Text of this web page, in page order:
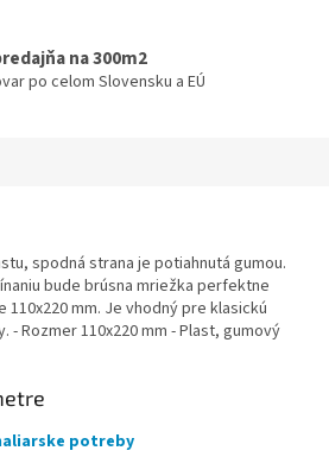
na 300m2
po celom Slovensku a EÚ
spodná strana je potiahnutá gumou.
bude brúsna mriežka perfektne
mm. Je vhodný pre klasickú
Rozmer 110x220 mm - Plast, gumový
potreby